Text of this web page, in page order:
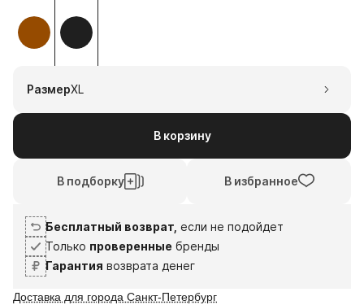
2 972⁠ ⁠₽
без переплат и комиссии
авг
сен
РазмерXL
В корзину
В подборку В избранное
Бесплатный возврат, если не подойдет
Только проверенные бренды
Гарантия возврата денег
Доставка для города Санкт-Петербург